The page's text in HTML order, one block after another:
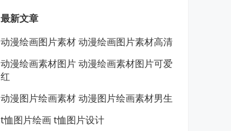
最新文章
动漫绘画图片素材 动漫绘画图片素材高清
动漫绘画素材图片 动漫绘画素材图片可爱
红
动漫图片绘画素材 动漫图片绘画素材男生
t恤图片绘画 t恤图片设计